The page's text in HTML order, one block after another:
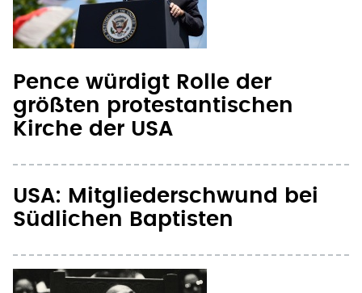
Pence würdigt Rolle der
größten protestantischen
USA: Mitgliederschwund bei